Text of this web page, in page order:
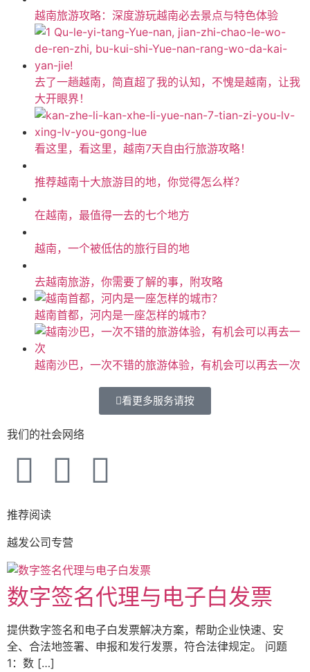
越南旅游攻略：深度游玩越南必去景点与特色体验
去了一趟越南，简直超了我的认知，不愧是越南，让我
大开眼界！
看这里，看这里，越南7天自由行旅游攻略！
推荐越南十大旅游目的地，你觉得怎么样？
在越南，最值得一去的七个地方
越南，一个被低估的旅行目的地
去越南旅游，你需要了解的事，附攻略
越南首都，河内是一座怎样的城市？
越南沙巴，一次不错的旅游体验，有机会可以再去一次
看更多服务请按
我们的社会网络
推荐阅读
越发公司专营
数字签名代理与电子白发票
提供数字签名和电子白发票解决方案，帮助企业快速、安
全、合法地签署、申报和发行发票，符合法律规定。 问题
1：数 […]